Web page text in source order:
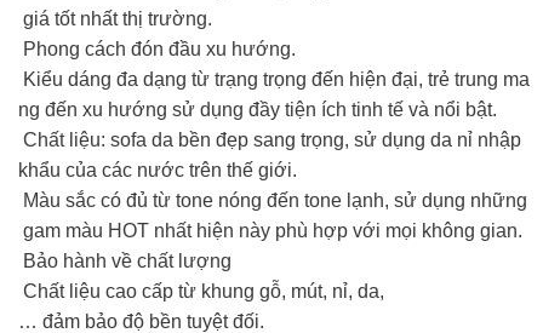
giá tốt nhất thị trường.
Phong cách đón đầu xu hướng.
Kiểu dáng đa dạng từ trạng trọng đến hiện đại, trẻ trung ma
ng đến xu hướng sử dụng đầy tiện ích tinh tế và nổi bật.
Chất liệu: sofa da bền đẹp sang trọng, sử dụng da nỉ nhập
khẩu của các nước trên thế giới.
Màu sắc có đủ từ tone nóng đến tone lạnh, sử dụng những
gam màu HOT nhất hiện này phù hợp với mọi không gian.
Bảo hành về chất lượng
Chất liệu cao cấp từ khung gỗ, mút, nỉ, da,
… đảm bảo độ bền tuyệt đối.